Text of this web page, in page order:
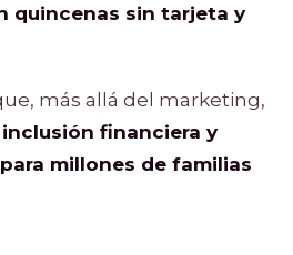
quincenas sin tarjeta y
más allá del marketing,
inclusión financiera y
millones de familias